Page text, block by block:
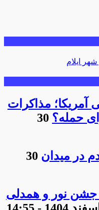
ایلام
مذاکرات
حمله؟ 30
در میدان 30
جشن نور و همدلی